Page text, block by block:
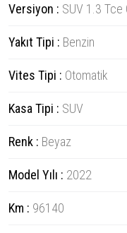
Versiyon : SUV 1.3 Tce
Yakıt Tipi : Benzin
Vites Tipi : Otomatik
Kasa Tipi : SUV
Renk : Beyaz
Model Yılı : 2022
Km : 96140